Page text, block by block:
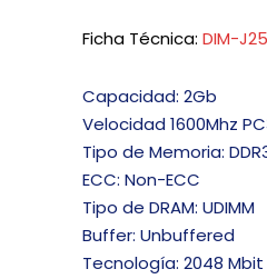
Ficha Técnica:DIM-
Capacidad: 2Gb
Velocidad 1600Mhz
Tipo de Memoria:
ECC: Non-ECC
Tipo de DRAM: UDIMM
Buffer: Unbuffered
Tecnología: 2048 Mbit